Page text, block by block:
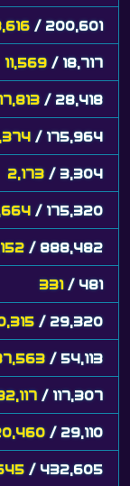
/ 200,601
11,569 / 18,717
17,813 / 28,418
/ 175,964
2,173 / 3,304
/ 175,320
/ 888,482
331 / 481
/ 29,320
/ 54,113
/ 117,307
/ 29,110
/ 432,605